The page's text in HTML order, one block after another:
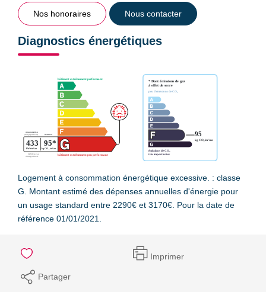
Nos honoraires Nous contacter
Diagnostics énergétiques
Logement à consommation énergétique excessive. : classe
G. Montant estimé des dépenses annuelles d'énergie pour
un usage standard entre 2290€ et 3170€. Pour la date de
référence 01/01/2021.
Imprimer
Partager